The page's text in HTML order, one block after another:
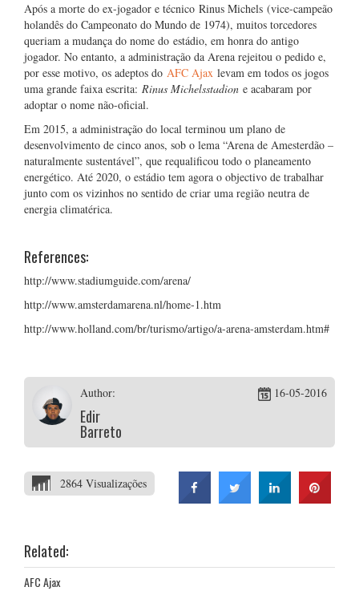
Após a morte do ex-jogador e técnico Rinus Michels (vice-campeão
holandês do Campeonato do Mundo de 1974), muitos torcedores
queriam a mudança do nome do estádio, em honra do antigo
jogador. No entanto, a administração da Arena rejeitou o pedido e,
por esse motivo, os adeptos do AFC Ajax levam em todos os jogos
uma grande faixa escrita: Rinus Michelsstadion e acabaram por
adoptar o nome não-oficial.
Em 2015, a administração do local terminou um plano de
desenvolvimento de cinco anos, sob o lema “Arena de Amesterdão –
naturalmente sustentável”, que requalificou todo o planeamento
energético. Até 2020, o estádio tem agora o objectivo de trabalhar
junto com os vizinhos no sentido de criar uma região neutra de
energia climatérica.
References:
http://www.stadiumguide.com/arena/
http://www.amsterdamarena.nl/home-1.htm
http://www.holland.com/br/turismo/artigo/a-arena-amsterdam.htm#
Author:
Edir
Barreto
16-05-2016
2864 Visualizações
Related:
AFC Ajax